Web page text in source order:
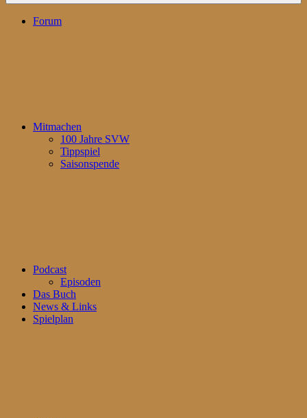
Forum
Mitmachen
100 Jahre SVW
Tippspiel
Saisonspende
Podcast
Episoden
Das Buch
News & Links
Spielplan